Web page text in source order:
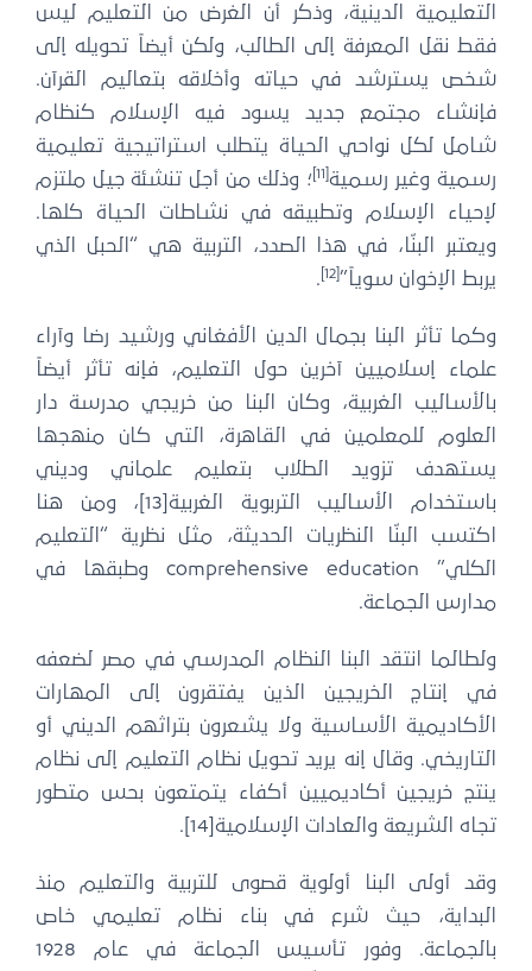
التعليمية الدينية، وذكر أن الغرض من التعليم ليس
فقط نقل المعرفة إلى الطالب، ولكن أيضاً تحويله إلى
شخص يسترشد في حياته وأخلاقه بتعاليم القرآن.
فإنشاء مجتمع جديد يسود فيه الإسلام كنظام
شامل لكل نواحي الحياة يتطلب استراتيجية تعليمية
رسمية وغير رسمية
؛ وذلك من أجل تنشئة جيل ملتزم
لإحياء الإسلام وتطبيقه في نشاطات الحياة كلها.
ويعتبر البنّا، في هذا الصدد، التربية هي “الحبل الذي
يربط الإخوان سوياً”
.
وكما تأثر البنا بجمال الدين الأفغاني ورشيد رضا وآراء
علماء إسلاميين آخرين حول التعليم، فإنه تأثر أيضاً
بالأساليب الغربية، وكان البنا من خريجي مدرسة دار
العلوم للمعلمين في القاهرة، التي كان منهجها
يستهدف تزويد الطلاب بتعليم علماني وديني
باستخدام الأساليب التربوية الغربية[13]، ومن هنا
اكتسب البنّا النظريات الحديثة، مثل نظرية “التعليم
الكلي” comprehensive education وطبقها في
مدارس الجماعة.
ولطالما انتقد البنا النظام المدرسي في مصر لضعفه
في إنتاج الخريجين الذين يفتقرون إلى المهارات
الأكاديمية الأساسية ولا يشعرون بتراثهم الديني أو
التاريخي. وقال إنه يريد تحويل نظام التعليم إلى نظام
ينتج خريجين أكاديميين أكفاء يتمتعون بحس متطور
تجاه الشريعة والعادات الإسلامية[14].
وقد أولى البنا أولوية قصوى للتربية والتعليم منذ
البداية، حيث شرع في بناء نظام تعليمي خاص
بالجماعة. وفور تأسيس الجماعة في عام 1928